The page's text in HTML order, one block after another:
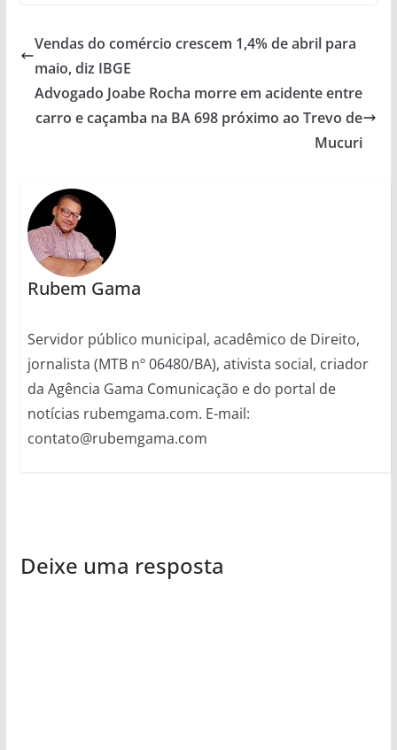
Vendas do comércio crescem 1,4% de abril para
maio, diz IBGE
Advogado Joabe Rocha morre em acidente entre
carro e caçamba na BA 698 próximo ao Trevo de
Mucuri
Rubem Gama
Servidor público municipal, acadêmico de Direito,
jornalista (MTB nº 06480/BA), ativista social, criador
da Agência Gama Comunicação e do portal de
notícias rubemgama.com. E-mail:
contato@rubemgama.com
Deixe uma resposta